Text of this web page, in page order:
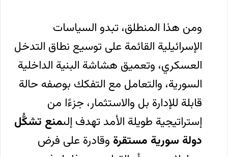
ومن هذا المنطلق، تبدو السياسات
الإسرائيلية القائمة على توسيع نطاق التدخل
العسكري، وتعميق هشاشة البنية الداخلية
السورية، والتعامل مع التفكك بوصفه حالة
قابلة للإدارة بل والاستثمار، جزءًا من
إستراتيجية طويلة الأمد تهدف إلىمنع تشكُّل
دولة سورية مستقرة وقادرة على فرض